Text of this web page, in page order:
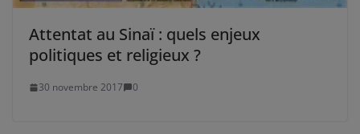
Attentat au Sinaï : quels enjeux
politiques et religieux ?
30 novembre 2017 0